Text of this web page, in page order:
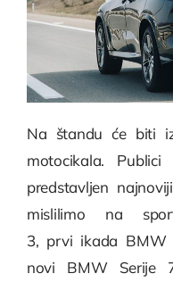
Na štandu će biti
motocikala.
predstavljen
mislilimo na
3, prvi ikada BMW
novi BMW Serije